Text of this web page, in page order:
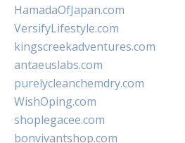
HamadaOfJapan.com
VersifyLifestyle.com
kingscreekadventures.com
antaeuslabs.com
purelycleanchemdry.com
WishOping.com
shoplegacee.com
bonvivantshop.com